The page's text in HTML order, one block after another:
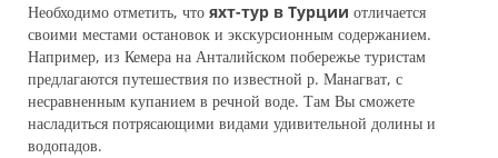
Необходимо отметить, что яхт-тур в Турции отличается
своими местами остановок и экскурсионным содержанием.
Например, из Кемера на Анталийском побережье туристам
предлагаются путешествия по известной р. Манагват, с
несравненным купанием в речной воде. Там Вы сможете
насладиться потрясающими видами удивительной долины и
водопадов.